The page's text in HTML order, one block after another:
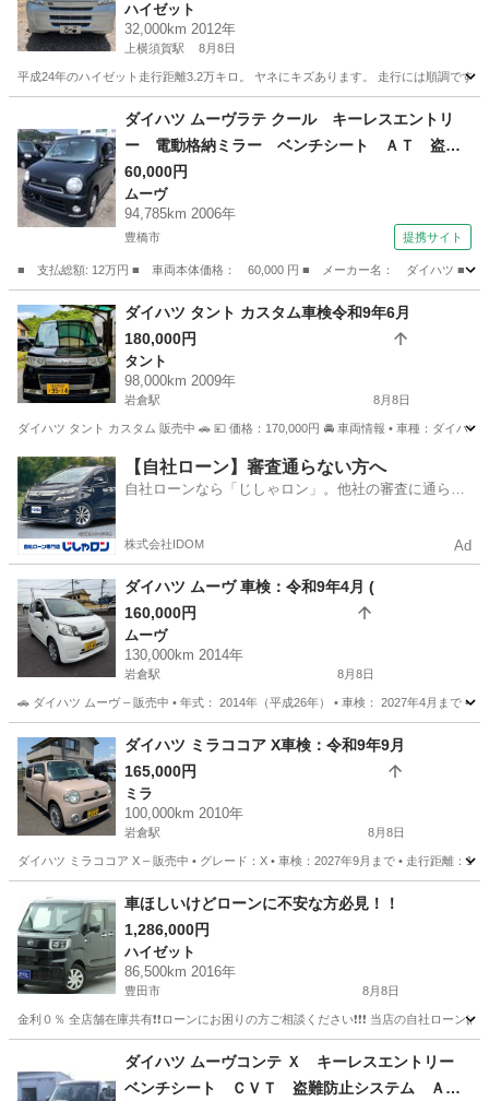
ハイゼット
32,000km 2012年
上横須賀駅 8月8日
平成24年のハイゼット走行距離3.2万キロ。 ヤネにキズあります。 走行には順調です。
上横須賀駅 ハイゼット
ダイハツ ムーヴラテ クール キーレスエントリ
ー 電動格納ミラー ベンチシート ＡＴ 盗難
防止システム ＡＢＳ ＣＤ アルミホイール
衝突安全ボディ エアコン パワーステアリン
グ 法廷整備付 （車検整備付）
60,000円
ムーヴ
94,785km 2006年
豊橋市 提携サイト
■ 支払総額: 12万円 ■ 車両本体価格： 60,000 円 ■ メーカー名： ダイハツ ■
愛知 豊橋市 ムーヴ
ダイハツ タント カスタム車検令和9年6月
180,000円
タント
98,000km 2009年
岩倉駅 8月8日
ダイハツ タント カスタム 販売中 🚗 💴 価格：170,000円 🚘 車両情報 • 車種：ダイハ
愛知 岩倉市 岩倉駅 タント カスタム
【自社ローン】審査通らない方へ
自社ローンなら「じしゃロン」。他社の審査に通らな
株式会社IDOM Ad
ダイハツ ムーヴ 車検：令和9年4月 (
160,000円
ムーヴ
130,000km 2014年
岩倉駅 8月8日
🚗 ダイハツ ムーヴ – 販売中 • 年式： 2014年（平成26年） • 車検： 2027年4月まで •
愛知 岩倉市 岩倉駅 ムーヴ エンジン
ダイハツ ミラココア X車検：令和9年9月
165,000円
ミラ
100,000km 2010年
岩倉駅 8月8日
ダイハツ ミラココア X – 販売中 • グレード：X • 車検：2027年9月まで • 走行距離：
愛知 岩倉駅 ミラ ミラココア
車ほしいけどローンに不安な方必見！！
1,286,000円
ハイゼット
86,500km 2016年
豊田市 8月8日
金利０％ 全店舗在庫共有❗️❗️ローンにお困りの方ご相談ください❗️❗️❗️ 当店の自社ロ
ハイゼット ローン
ダイハツ ムーヴコンテ Ｘ キーレスエントリー
ベンチシート ＣＶＴ 盗難防止システム ＡＢ